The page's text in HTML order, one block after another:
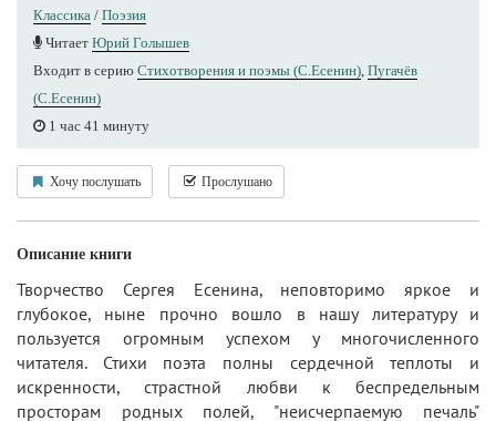
Классика / Поэзия
Читает Юрий Голышев
Входит в серию Стихотворения и поэмы (С.Есенин), Пугачёв
(С.Есенин)
1 час 41 минуту
Хочу послушать Прослушано
Описание книги
Творчество Сергея Есенина, неповторимо яркое и
глубокое, ныне прочно вошло в нашу литературу и
пользуется огромным успехом у многочисленного
читателя. Стихи поэта полны сердечной теплоты и
искренности, страстной любви к беспредельным
просторам родных полей, "неисчерпаемую печаль"